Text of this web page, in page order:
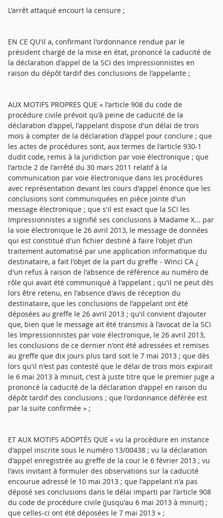
L'arrêt attaqué encourt la censure ;
EN CE QU'il a, confirmant l'ordonnance rendue par le
président chargé de la mise en état, prononcé la caducité de
la déclaration d'appel de la SCI des Impressionnistes en
raison du dépôt tardif des conclusions de l'appelante ;
AUX MOTIFS PROPRES QUE « l'article 908 du code de
procédure civile prévoit qu'à peine de caducité de la
déclaration d'appel, l'appelant dispose d'un délai de trois
mois à compter de la déclaration d'appel pour conclure ; que
les actes de procédures sont, aux termes de l'article 930-1
dudit code, remis à la juridiction par voie électronique ; que
l'article 2 de l'arrêté du 30 mars 2011 relatif à la
communication par voie électronique dans les procédures
avec représentation devant les cours d'appel énonce que les
conclusions sont communiquées en pièce jointe d'un
message électronique ; que s'il est exact que la SCI les
Impressionnistes a signifié ses conclusions à Madame X... par
la voie électronique le 26 avril 2013, le message de données
qui est constitué d'un fichier destiné à faire l'objet d'un
traitement automatisé par une application informatique du
destinataire, a fait l'objet de la part du greffe - Winci CA ¿
d'un refus à raison de l'absence de référence au numéro de
rôle qui avait été communiqué à l'appelant ; qu'il ne peut dès
lors être retenu, en l'absence d'avis de réception du
destinataire, que les conclusions de l'appelant ont été
déposées au greffe le 26 avril 2013 ; qu'il convient d'ajouter
que, bien que le message ait été transmis à l'avocat de la SCI
les Impressionnistes par voie électronique, le 26 avril 2013,
les conclusions de ce dernier n'ont été adressées et remises
au greffe que dix jours plus tard soit le 7 mai 2013 ; que dès
lors qu'il n'est pas contesté que le délai de trois mois expirait
le 6 mai 2013 à minuit, c'est à juste titre que le premier juge a
prononcé la caducité de la déclaration d'appel en raison du
dépôt tardif des conclusions ; que l'ordonnance déférée est
par la suite confirmée » ;
ET AUX MOTIFS ADOPTÉS QUE « vu la procédure en instance
d'appel inscrite sous le numéro 13/00438 ; vu la déclaration
d'appel enregistrée au greffe de la cour le 6 février 2013 ; vu
l'avis invitant à formuler des observations sur la caducité
encourue adressé le 10 mai 2013 ; que l'appelant n'a pas
déposé ses conclusions dans le délai imparti par l'article 908
du code de procédure civile (jusqu'au 6 mai 2013 à minuit) ;
que celles-ci ont été déposées le 7 mai 2013 » ;